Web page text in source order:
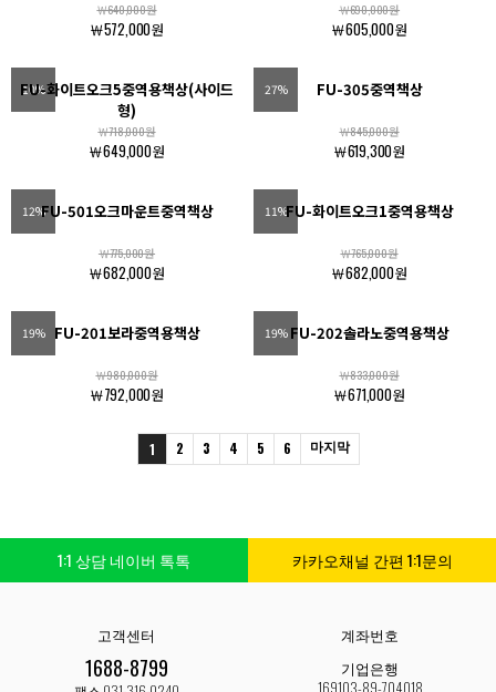
￦640,000원
￦572,000원
￦690,000원
￦605,000원
10%
FU-화이트오크5중역용책상(사이드
형)
￦718,000원
￦649,000원
27% FU-305중역책상
￦845,000원
￦619,300원
12%FU-501오크마운트중역책상
￦775,000원
￦682,000원
11%FU-화이트오크1중역용책상
￦765,000원
￦682,000원
19% FU-201보라중역용책상
￦980,000원
￦792,000원
19% FU-202솔라노중역용책상
￦833,000원
￦671,000원
1 2 3 4 5 6 마지막
1:1 상담 네이버 톡톡 카카오채널 간편 1:1문의
고객센터
1688-8799
계좌번호
기업은행
169103-89-704018